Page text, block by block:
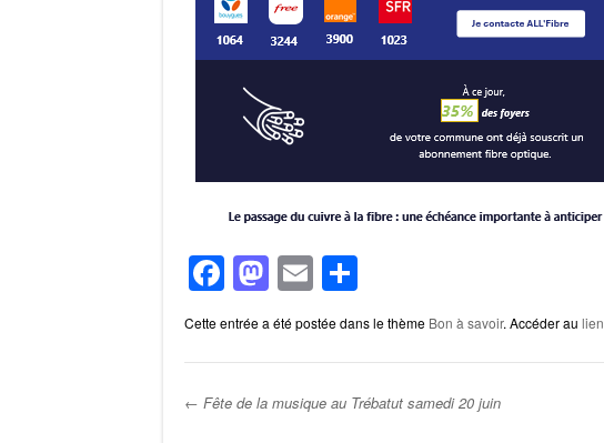
F
a
c
e
b
M
a
st
o
d
E
m
ail
ar
ta
g
er
Cette entrée a été postée dans le thème Bon à savoir. Accéder aulien
← Fête de la musique au Trébatut samedi 20 juin